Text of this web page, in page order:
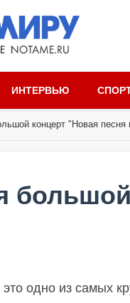
ИНТЕРВЬЮ
концерт "Новая песня
одно из самых